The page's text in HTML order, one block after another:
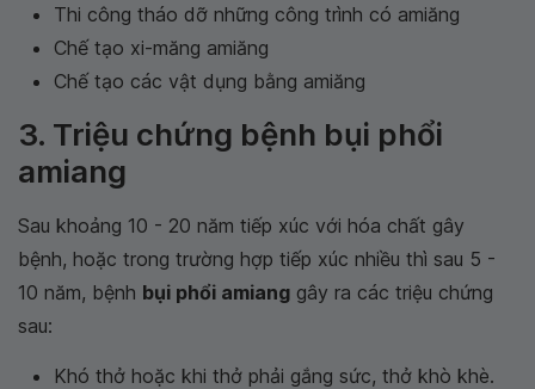
Thi công tháo dỡ những công trình có amiăng
Chế tạo xi-măng amiăng
Chế tạo các vật dụng bằng amiăng
3. Triệu chứng bệnh bụi phổi
amiang
Sau khoảng 10 - 20 năm tiếp xúc với hóa chất gây
bệnh, hoặc trong trường hợp tiếp xúc nhiều thì sau 5 -
10 năm, bệnh bụi phổi amiang gây ra các triệu chứng
sau:
Khó thở hoặc khi thở phải gắng sức, thở khò khè.